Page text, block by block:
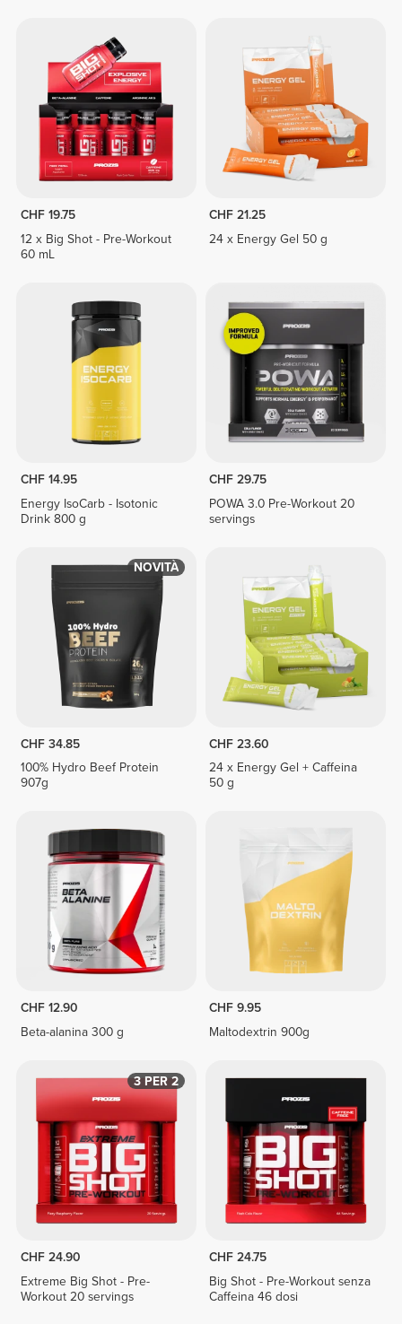
CHF 19.75
12 x Big Shot - Pre-Workout
60 mL
CHF 21.25
24 x Energy Gel 50 g
CHF 14.95
Energy IsoCarb - Isotonic
Drink 800 g
CHF 29.75
POWA 3.0 Pre-Workout 20
servings
NOVITÀ
CHF 34.85
100% Hydro Beef Protein
907g
CHF 23.60
24 x Energy Gel + Caffeina
50 g
CHF 12.90
Beta-alanina 300 g
CHF 9.95
Maltodextrin 900g
3 PER 2
CHF 24.90
Extreme Big Shot - Pre-
Workout 20 servings
CHF 24.75
Big Shot - Pre-Workout senza
Caffeina 46 dosi